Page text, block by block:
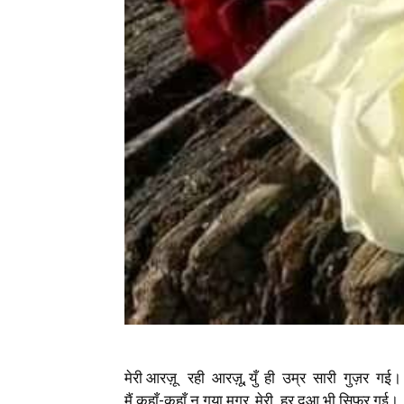
मेरी आरज़ू रही आरज़ू, युँ ही उम्र सारी गुज़र गई।
मैं कहाँ-कहाँ न गया मगर, मेरी हर दुआ भी सिफ़र